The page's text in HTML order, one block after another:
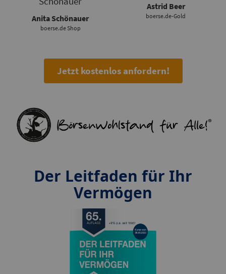
Anita Schönauer
boerse.de Shop
Astrid Beer
boerse.de-Gold
Jetzt kostenlos anfordern!
Der Leitfaden für Ihr
Vermögen